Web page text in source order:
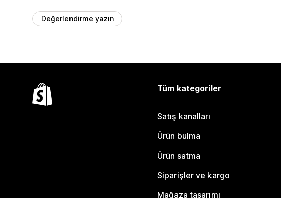
Değerlendirme yazın
Tüm kategoriler
Satış kanalları
Ürün bulma
Ürün satma
Siparişler ve kargo
Mağaza tasarımı